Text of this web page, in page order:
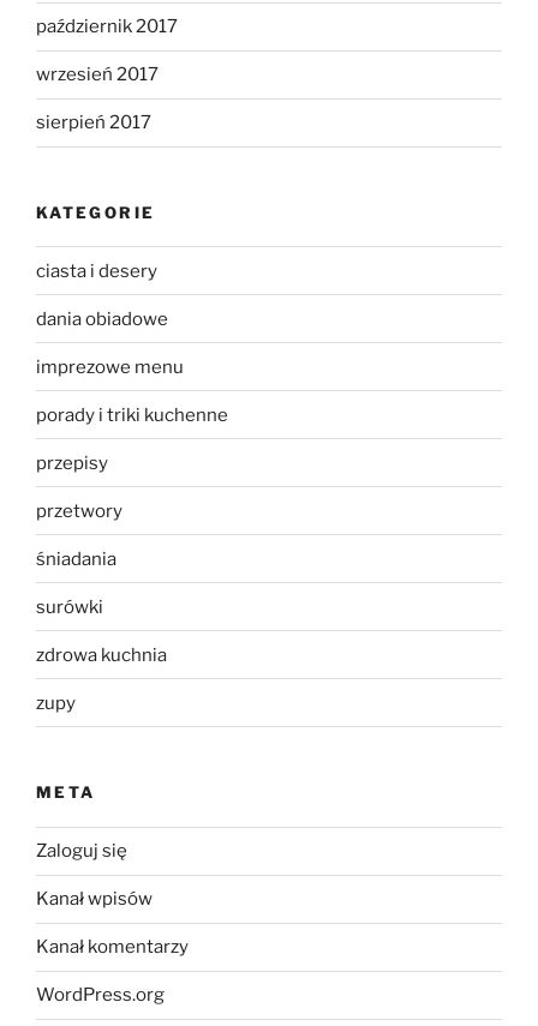
październik 2017
wrzesień 2017
sierpień 2017
KATEGORIE
ciasta i desery
dania obiadowe
imprezowe menu
porady i triki kuchenne
przepisy
przetwory
śniadania
surówki
zdrowa kuchnia
zupy
META
Zaloguj się
Kanał wpisów
Kanał komentarzy
WordPress.org